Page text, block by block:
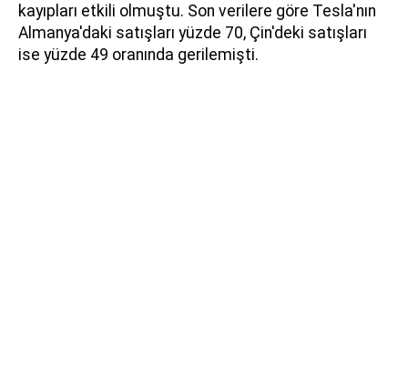
kayıpları etkili olmuştu. Son verilere göre Tesla'nın
Almanya'daki satışları yüzde 70, Çin'deki satışları
ise yüzde 49 oranında gerilemişti.